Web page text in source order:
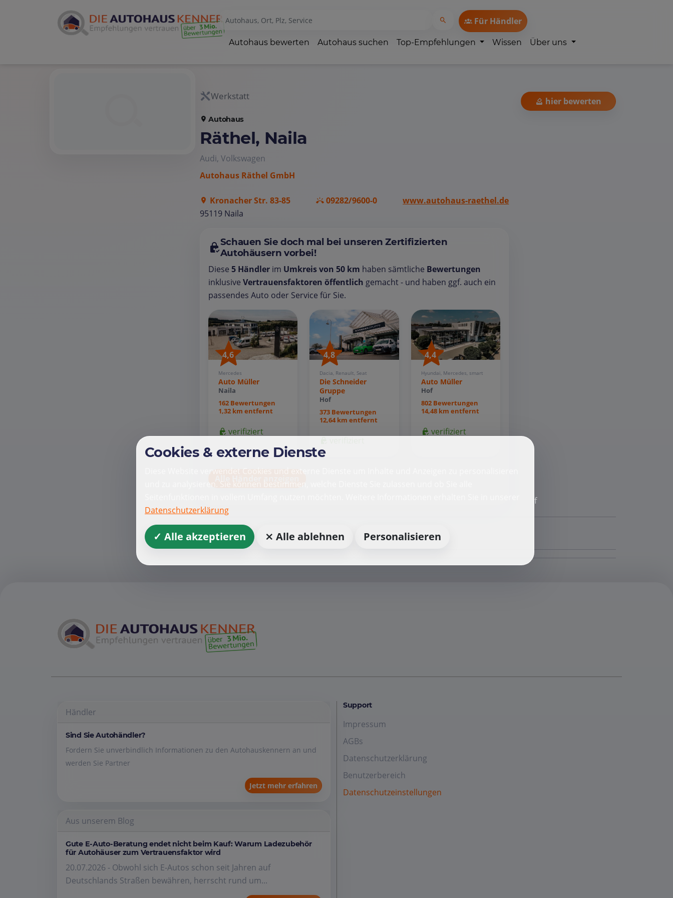
Für Händler
Autohaus bewerten Autohaus suchen Top-Empfehlungen Wissen Über uns
Werkstatt
Autohaus
Räthel, Naila
Audi, Volkswagen
Autohaus Räthel GmbH
Kronacher Str. 83-85
95119 Naila
09282/9600-0 www.autohaus-raethel.de
Schauen Sie doch mal bei unseren Zertifizierten
Autohäusern vorbei!
Diese 5 Händler im Umkreis von 50 km haben sämtliche Bewertungen
inklusive Vertrauensfaktoren öffentlich gemacht - und haben ggf. auch ein
passendes Auto oder Service für Sie.
4,6
Mercedes
Auto Müller
Naila
162 Bewertungen
1,32 km entfernt
verifiziert
4,8
Dacia, Renault, Seat
Die Schneider
Gruppe
Hof
373 Bewertungen
12,64 km entfernt
verifiziert
4,4
Hyundai, Mercedes, smart
Auto Müller
Hof
802 Bewertungen
14,48 km entfernt
verifiziert
Alle Händer anzeigen
hier bewerten
Händler
Sind Sie Autohändler?
Fordern Sie unverbindlich Informationen zu den Autohauskennern an und
werden Sie Partner
Jetzt mehr erfahren
Aus unserem Blog
Gute E-Auto-Beratung endet nicht beim Kauf: Warum Ladezubehör
für Autohäuser zum Vertrauensfaktor wird
20.07.2026 - Obwohl sich E-Autos schon seit Jahren auf
Deutschlands Straßen bewähren, herrscht rund um...
Support
Impressum
AGBs
Datenschutzerklärung
Benutzerbereich
Datenschutzeinstellungen
Cookies & externe Dienste
Diese Website verwendet Cookies und externe Dienste um Inhalte und Anzeigen zu personalisieren
und zu analysieren. Sie können bestimmen, welche Dienste Sie zulassen und ob Sie alle
Datenschutzerklärung
✓ Alle akzeptieren ⨯ Alle ablehnen Personalisieren
f